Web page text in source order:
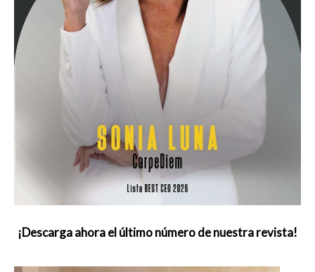
¡Descarga ahora el último número de nuestra revista!